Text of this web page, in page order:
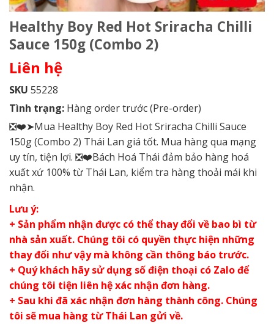
Healthy Boy Red Hot Sriracha Chilli
Sauce 150g (Combo 2)
Liên hệ
SKU 55228
Tình trạng: Hàng order trước (Pre-order)
❎❤️➤Mua Healthy Boy Red Hot Sriracha Chilli Sauce
150g (Combo 2) Thái Lan giá tốt. Mua hàng qua mạng
uy tín, tiện lợi. ❎❤️Bách Hoá Thái đảm bảo hàng hoá
xuất xứ 100% từ Thái Lan, kiểm tra hàng thoải mái khi
nhận.
Lưu ý:
+ Sản phẩm nhận được có thể thay đổi về bao bì từ
nhà sản xuất. Chúng tôi có quyền thực hiện những
thay đổi như vậy mà không cần thông báo trước.
+ Quý khách hãy sử dụng số điện thoại có Zalo để
chúng tôi tiện liên hệ xác nhận đơn hàng.
+ Sau khi đã xác nhận đơn hàng thành công. Chúng
tôi sẽ mua hàng từ Thái Lan gửi về.